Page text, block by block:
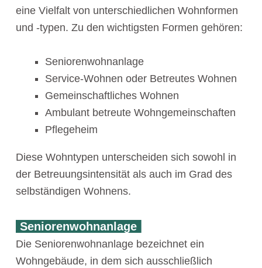
eine Vielfalt von unterschiedlichen Wohnformen
und -typen. Zu den wichtigsten Formen gehören:
Seniorenwohnanlage
Service-Wohnen oder Betreutes Wohnen
Gemeinschaftliches Wohnen
Ambulant betreute Wohngemeinschaften
Pflegeheim
Diese Wohntypen unterscheiden sich sowohl in
der Betreuungsintensität als auch im Grad des
selbständigen Wohnens.
Seniorenwohnanlage
Die Seniorenwohnanlage bezeichnet ein
Wohngebäude, in dem sich ausschließlich